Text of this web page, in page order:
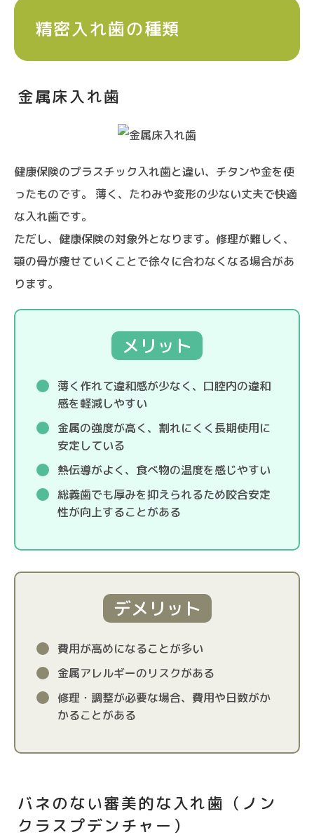
精密入れ歯の種類
金属床入れ歯
健康保険のプラスチック入れ歯と違い、チタンや金を使
ったものです。 薄く、たわみや変形の少ない丈夫で快適
な入れ歯です。
ただし、健康保険の対象外となります。修理が難しく、
顎の骨が痩せていくことで徐々に合わなくなる場合があ
ります。
メリット
薄く作れて違和感が少なく、口腔内の違和
感を軽減しやすい
金属の強度が高く、割れにくく長期使用に
安定している
熱伝導がよく、食べ物の温度を感じやすい
総義歯でも厚みを抑えられるため咬合安定
性が向上することがある
デメリット
費用が高めになることが多い
金属アレルギーのリスクがある
修理・調整が必要な場合、費用や日数がか
かることがある
バネのない審美的な入れ歯（ノン
クラスプデンチャー）